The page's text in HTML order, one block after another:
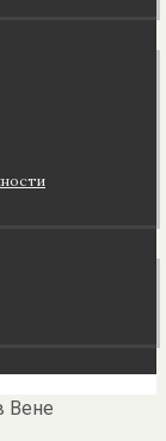
Вене